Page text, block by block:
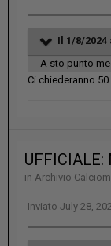
Il 1/8/2024
A sto punto
Ci chiederanno
in Archivio
Inviato July 28,